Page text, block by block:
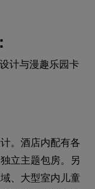
计与漫趣乐园卡
。酒店内配有各
立主题包房。另
、大型室内儿童